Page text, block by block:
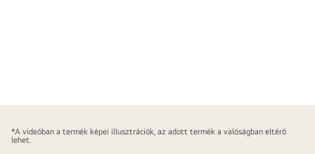
hosszabb
ideig
*A videóban a termék képei illusztrációk, az adott termék a valóságban eltérő
lehet.